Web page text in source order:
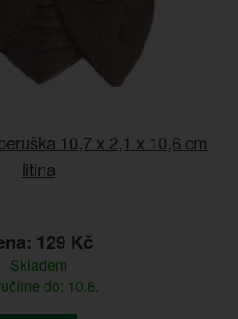
10,7 x 2,1 x 10,6 cm
litina
129 Kč
Skladem
do: 10.8.